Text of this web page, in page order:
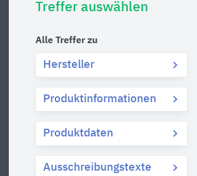
Treffer auswählen
Alle Treffer zu
Hersteller
Produktinformationen
Produktdaten
Ausschreibungstexte